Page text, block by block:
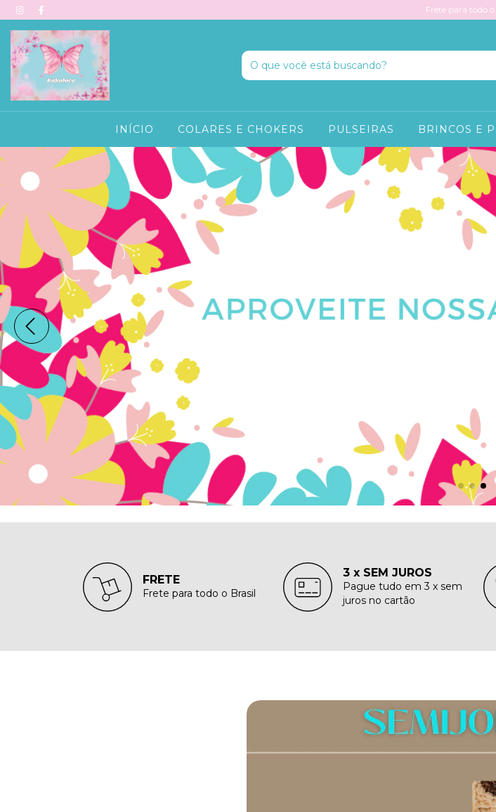
Frete para todo
INÍCIO COLARES E CHOKERS PULSEIRAS BRINCOS E
FRETE
Frete para todo o Brasil
3 x SEM JUROS
Pague tudo em 3 x sem
juros no cartão